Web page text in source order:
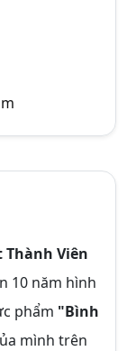
Thành Viên
10 năm hình
phẩm "Bình
mình trên